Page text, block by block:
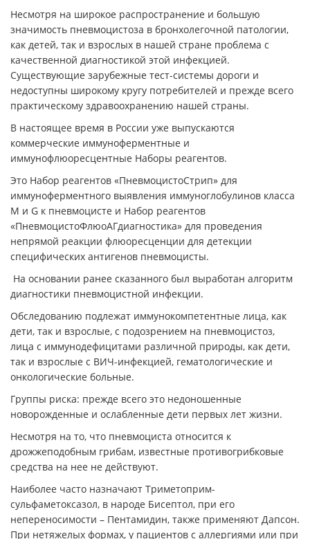
Несмотря на широкое распространение и большую
значимость пневмоцистоза в бронхолегочной патологии,
как детей, так и взрослых в нашей стране проблема с
качественной диагностикой этой инфекцией.
Существующие зарубежные тест-системы дороги и
недоступны широкому кругу потребителей и прежде всего
практическому здравоохранению нашей страны.
В настоящее время в России уже выпускаются
коммерческие иммуноферментные и
иммунофлюоресцентные Наборы реагентов.
Это Набор реагентов «ПневмоцистоСтрип» для
иммуноферментного выявления иммуноглобулинов класса
M и G к пневмоцисте и Набор реагентов
«ПневмоцистоФлюоАГдиагностика» для проведения
непрямой реакции флюоресценции для детекции
специфических антигенов пневмоцисты.
На основании ранее сказанного был выработан алгоритм
диагностики пневмоцистной инфекции.
Обследованию подлежат иммунокомпетентные лица, как
дети, так и взрослые, с подозрением на пневмоцистоз,
лица с иммунодефицитами различной природы, как дети,
так и взрослые с ВИЧ-инфекцией, гематологические и
онкологические больные.
Группы риска: прежде всего это недоношенные
новорожденные и ослабленные дети первых лет жизни.
Несмотря на то, что пневмоциста относится к
дрожжеподобным грибам, известные противогрибковые
средства на нее не действуют.
Наиболее часто назначают Триметоприм-
сульфаметоксазол, в народе Бисептол, при его
непереносимости – Пентамидин, также применяют Дапсон.
При нетяжелых формах, у пациентов с аллергиями или при